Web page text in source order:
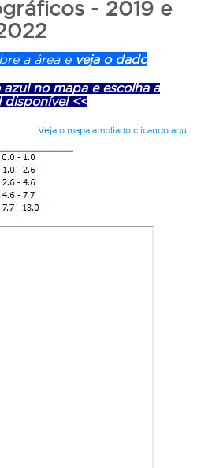
- 2019 e
a área e veja o dado
no mapa e escolha a
disponível <<
Veja o mapa ampliado clicando aqui